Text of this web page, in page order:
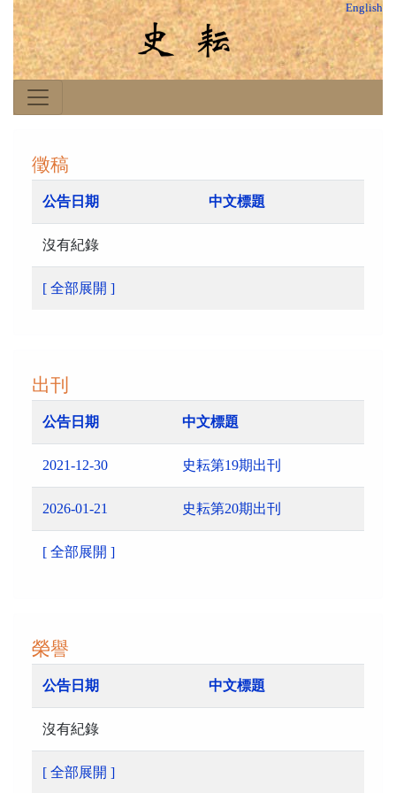
English
徵稿
公告日期 中文標題
沒有紀錄
[ 全部展開 ]
出刊
公告日期 中文標題
2021-12-30 史耘第19期出刊
2026-01-21 史耘第20期出刊
[ 全部展開 ]
榮譽
公告日期 中文標題
沒有紀錄
[ 全部展開 ]